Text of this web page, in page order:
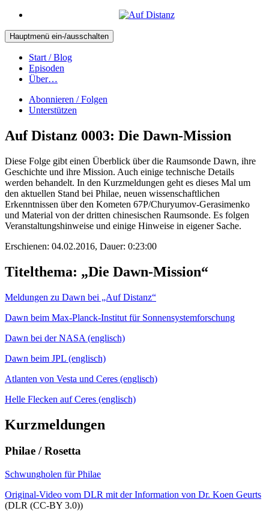
Hauptmenü ein-/ausschalten
Start / Blog
Episoden
Über…
Abonnieren / Folgen
Unterstützen
Auf Distanz 0003: Die Dawn-Mission
Diese Folge gibt einen Überblick über die Raumsonde Dawn, ihre
Geschichte und ihre Mission. Auch einige technische Details
werden behandelt. In den Kurzmeldungen geht es dieses Mal um
den aktuellen Stand bei Philae, neuen wissenschaftlichen
Erkenntnissen über den Kometen 67P/Churyumov-Gerasimenko
und Material von der dritten chinesischen Raumsonde. Es folgen
Veranstaltungshinweise und einige Hinweise in eigener Sache.
Erschienen: 04.02.2016, Dauer: 0:23:00
Titelthema: „Die Dawn-Mission“
Meldungen zu Dawn bei „Auf Distanz“
Dawn beim Max-Planck-Institut für Sonnensystemforschung
Dawn bei der NASA (englisch)
Dawn beim JPL (englisch)
Atlanten von Vesta und Ceres (englisch)
Helle Flecken auf Ceres (englisch)
Kurzmeldungen
Philae / Rosetta
Schwungholen für Philae
Original-Video vom DLR mit der Information von Dr. Koen Geurts
(DLR (CC-BY 3.0))